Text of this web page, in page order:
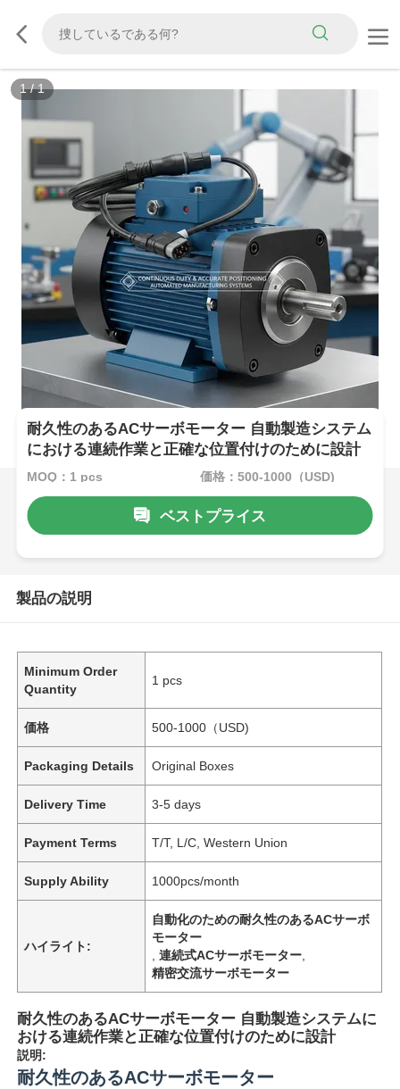
1/1
耐久性のあるACサーボモーター 自動製造システム
における連続作業と正確な位置付けのために設計
MOQ：1 pcs 価格：500-1000（USD)
ベストプライス
製品の説明
Minimum Order
Quantity
1 pcs
価格 500-1000（USD)
Packaging Details Original Boxes
Delivery Time 3-5 days
Payment Terms T/T, L/C, Western Union
Supply Ability 1000pcs/month
ハイライト:
自動化のための耐久性のあるACサーボ
モーター
,連続式ACサーボモーター
精密交流サーボモーター
耐久性のあるACサーボモーター 自動製造システムに
おける連続作業と正確な位置付けのために設計
説明:
耐久性のあるACサーボモーター